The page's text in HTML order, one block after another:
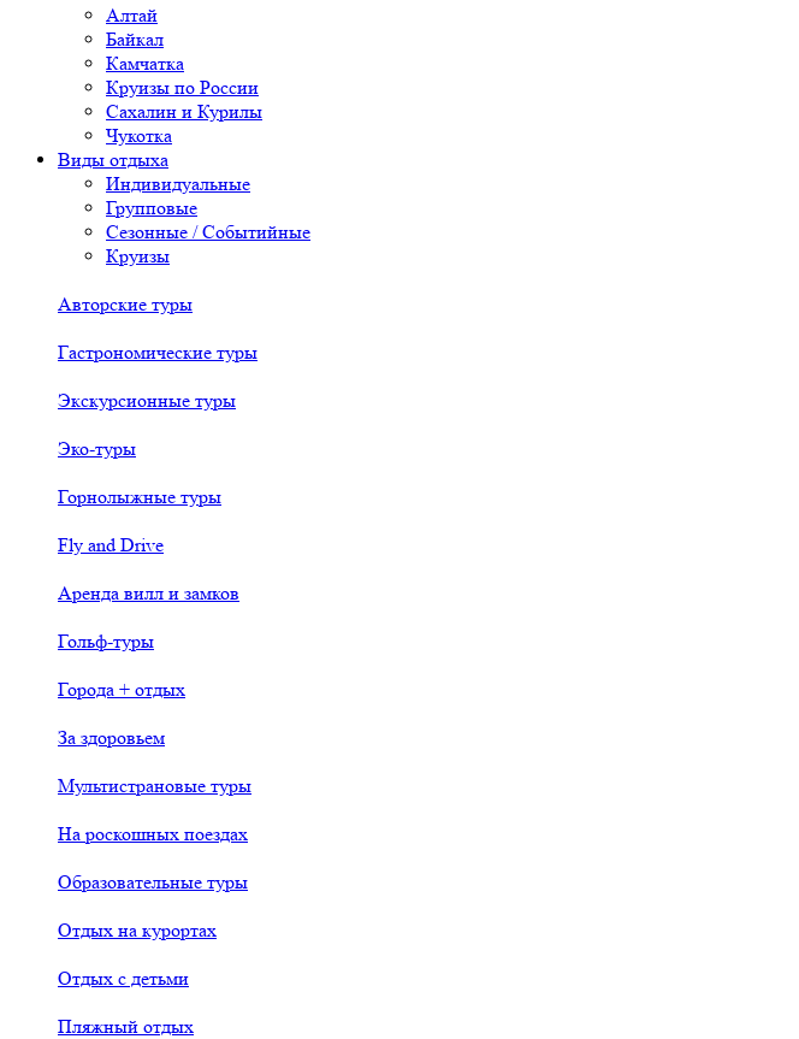
Алтай
Байкал
Камчатка
Круизы по России
Сахалин и Курилы
Чукотка
Виды отдыха
Индивидуальные
Групповые
Сезонные / Событийные
Круизы
Авторские туры
Гастрономические туры
Экскурсионные туры
Эко-туры
Горнолыжные туры
Fly and Drive
Аренда вилл и замков
Гольф-туры
Города + отдых
За здоровьем
Мультистрановые туры
На роскошных поездах
Образовательные туры
Отдых на курортах
Отдых с детьми
Пляжный отдых